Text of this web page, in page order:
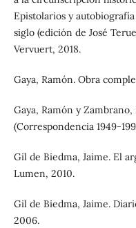
Epistolarios y
siglo (edición de José
Vervuert, 2018.
Gaya, Ramón. Obra
Gaya, Ramón y
(Correspondencia 1949-
Gil de Biedma, Jaime. El
Lumen, 2010.
Gil de Biedma, Jaime.
2006.